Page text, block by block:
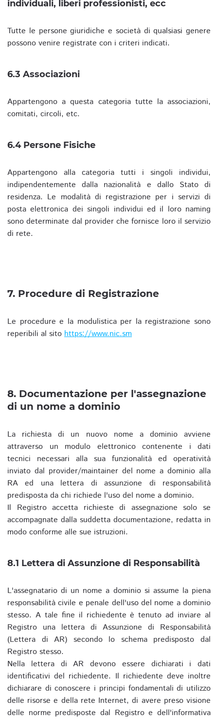
individuali, liberi professionisti, ecc
Tutte le persone giuridiche e società di qualsiasi genere
possono venire registrate con i criteri indicati.
6.3 Associazioni
Appartengono a questa categoria tutte la associazioni,
comitati, circoli, etc.
6.4 Persone Fisiche
Appartengono alla categoria tutti i singoli individui,
indipendentemente dalla nazionalità e dallo Stato di
residenza. Le modalità di registrazione per i servizi di
posta elettronica dei singoli individui ed il loro naming
sono determinate dal provider che fornisce loro il servizio
di rete.
7. Procedure di Registrazione
Le procedure e la modulistica per la registrazione sono
reperibili al sito https://www.nic.sm
8. Documentazione per l'assegnazione
di un nome a dominio
La richiesta di un nuovo nome a dominio avviene
attraverso un modulo elettronico contenente i dati
tecnici necessari alla sua funzionalità ed operatività
inviato dal provider/maintainer del nome a dominio alla
RA ed una lettera di assunzione di responsabilità
predisposta da chi richiede l'uso del nome a dominio.
Il Registro accetta richieste di assegnazione solo se
accompagnate dalla suddetta documentazione, redatta in
modo conforme alle sue istruzioni.
8.1 Lettera di Assunzione di Responsabilità
L'assegnatario di un nome a dominio si assume la piena
responsabilità civile e penale dell'uso del nome a dominio
stesso. A tale fine il richiedente è tenuto ad inviare al
Registro una lettera di Assunzione di Responsabilità
(Lettera di AR) secondo lo schema predisposto dal
Registro stesso.
Nella lettera di AR devono essere dichiarati i dati
identificativi del richiedente. Il richiedente deve inoltre
dichiarare di conoscere i principi fondamentali di utilizzo
delle risorse e della rete Internet, di avere preso visione
delle norme predisposte dal Registro e dell'informativa